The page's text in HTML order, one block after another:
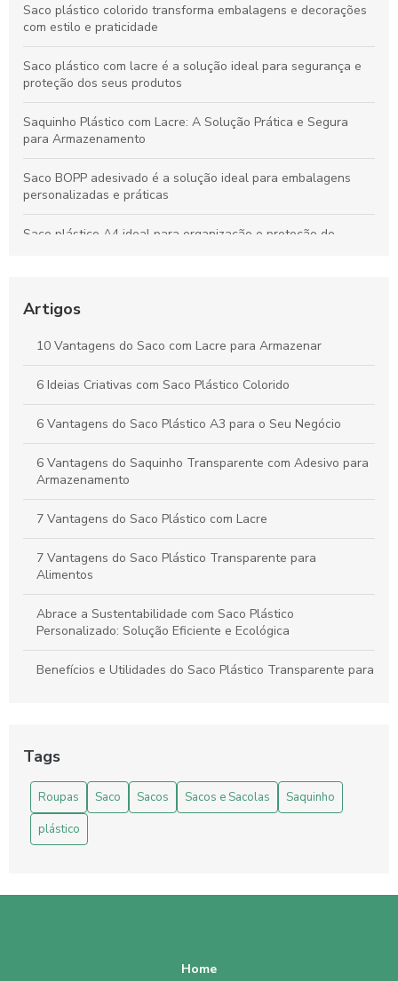
Saco plástico colorido transforma embalagens e decorações
com estilo e praticidade
Saco plástico com lacre é a solução ideal para segurança e
proteção dos seus produtos
Saquinho Plástico com Lacre: A Solução Prática e Segura
para Armazenamento
Saco BOPP adesivado é a solução ideal para embalagens
personalizadas e práticas
Saco plástico A4 ideal para organização e proteção de
seu uso
Saco polipropileno como solução versátil para
armazenamento e transporte
Como Escolher Saco Plástico Transparente para Diversas
Aplicações
Artigos
10 Vantagens do Saco com Lacre para Armazenar
6 Ideias Criativas com Saco Plástico Colorido
6 Vantagens do Saco Plástico A3 para o Seu Negócio
6 Vantagens do Saquinho Transparente com Adesivo para
Armazenamento
7 Vantagens do Saco Plástico com Lacre
7 Vantagens do Saco Plástico Transparente para
Alimentos
Abrace a Sustentabilidade com Saco Plástico
Personalizado: Solução Eficiente e Ecológica
Benefícios e Utilidades do Saco Plástico Transparente para
Como escolher o Envelope Plástico Transparente Auto
Adesivo ideal para suas necessidades
Como Escolher o Lacre Adesivo Perfeito para sua
Como Escolher o Lacre Adesivo Transparente Ideal para
Tags
Roupas Saco Sacos Sacos e Sacolas
Saquinho
plástico
Home